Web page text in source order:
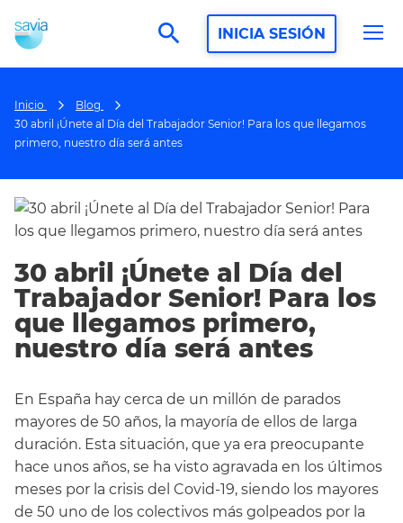
search INICIA SESIÓN
Inicio
Blog
30 abril ¡Únete al Día del Trabajador Senior! Para los que llegamos
primero, nuestro día será antes
30 abril ¡Únete al Día del
Trabajador Senior! Para los
que llegamos primero,
nuestro día será antes
En España hay cerca de un millón de parados
mayores de 50 años, la mayoría de ellos de larga
duración. Esta situación, que ya era preocupante
hace unos años, se ha visto agravada en los últimos
meses por la crisis del Covid-19, siendo los mayores
de 50 uno de los colectivos más golpeados por la